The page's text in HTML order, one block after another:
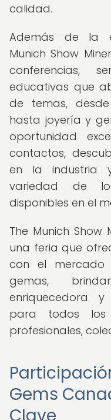
calidad.
Además de la
Munich Show
conferencias,
educativas que
de temas,
hasta joyería y
oportunidad
contactos,
en la industria
variedad de
disponibles en el
The Munich Show
una feria que
con el mercado
gemas,
enriquecedora
para todos los
profesionales,
Gems